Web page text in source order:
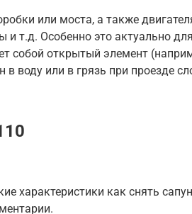
или моста, а также
и т.д. Особенно это актуально
собой открытый элемент
воду или в грязь при проезде
характеристики как снять